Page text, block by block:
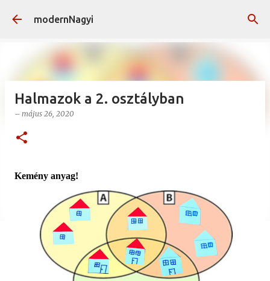
Ugrás a fő tartalomra
modernNagyi
Halmazok a 2. osztályban
– május 26, 2020
Kemény anyag!